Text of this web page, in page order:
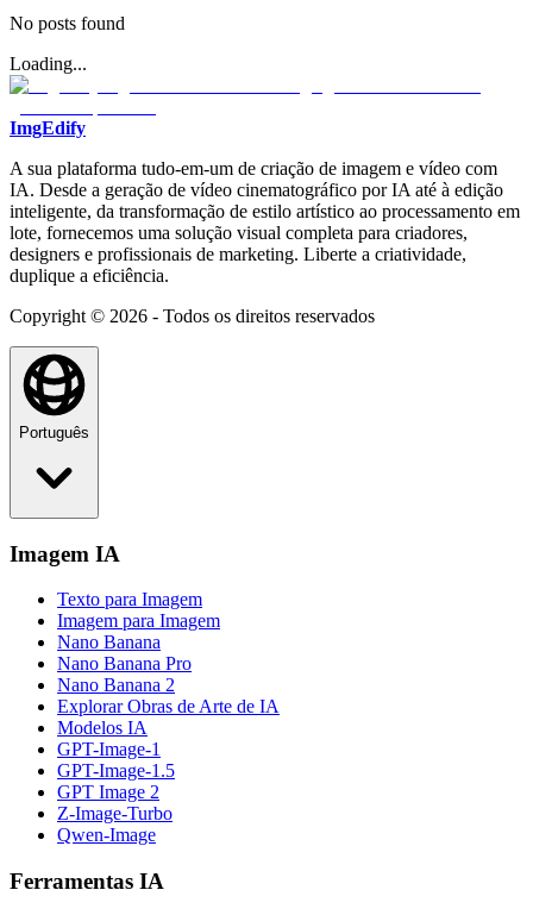
No posts found
Loading...
ImgEdify
A sua plataforma tudo-em-um de criação de imagem e vídeo com
IA. Desde a geração de vídeo cinematográfico por IA até à edição
inteligente, da transformação de estilo artístico ao processamento em
lote, fornecemos uma solução visual completa para criadores,
designers e profissionais de marketing. Liberte a criatividade,
duplique a eficiência.
Copyright © 2026 - Todos os direitos reservados
Português
Imagem IA
Texto para Imagem
Imagem para Imagem
Nano Banana
Nano Banana Pro
Nano Banana 2
Explorar Obras de Arte de IA
Modelos IA
GPT-Image-1
GPT-Image-1.5
GPT Image 2
Z-Image-Turbo
Qwen-Image
Ferramentas IA